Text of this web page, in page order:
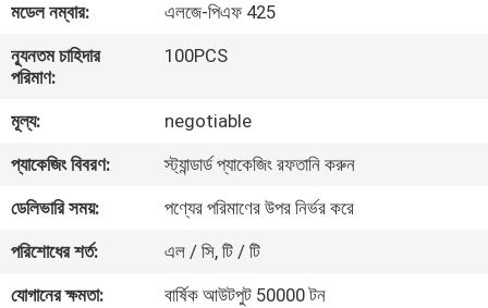
কারখানা
ভ্রমণ
মান
নিয়ন্ত্রণ
যোগাযোগ
করুন
মডেল নম্বার:
এলজে-পিএফ 425
ন্যূনতম চাহিদার
পরিমাণ:
100PCS
মূল্য:
negotiable
প্যাকেজিং বিবরণ:
স্ট্যান্ডার্ড প্যাকেজিং রফতানি করুন
ডেলিভারি সময়:
পণ্যের পরিমাণের উপর নির্ভর করে
পরিশোধের শর্ত:
এল / সি, টি / টি
যোগানের ক্ষমতা:
বার্ষিক আউটপুট 50000 টন